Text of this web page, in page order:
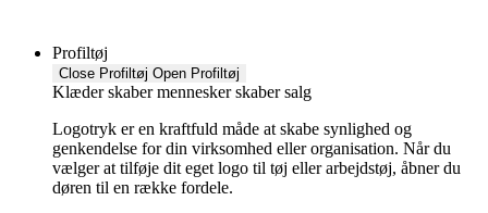
Profiltøj
Close Profiltøj Open Profiltøj
Klæder skaber mennesker skaber salg
Logotryk er en kraftfuld måde at skabe synlighed og
genkendelse for din virksomhed eller organisation. Når du
vælger at tilføje dit eget logo til tøj eller arbejdstøj, åbner du
døren til en række fordele.